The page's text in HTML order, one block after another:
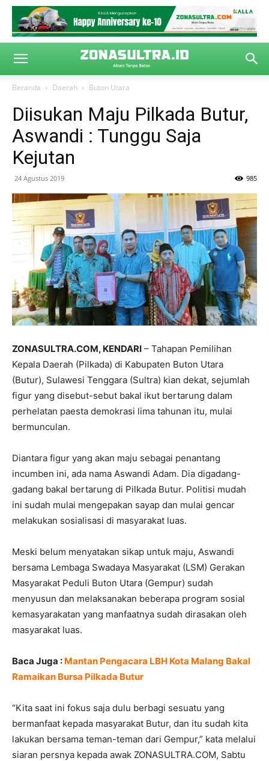
Beranda Daerah Buton Utara
Diisukan Maju Pilkada Butur,
Aswandi : Tunggu Saja
Kejutan
24 Agustus 2019 985
ZONASULTRA.COM, KENDARI – Tahapan Pemilihan
Kepala Daerah (Pilkada) di Kabupaten Buton Utara
(Butur), Sulawesi Tenggara (Sultra) kian dekat, sejumlah
figur yang disebut-sebut bakal ikut bertarung dalam
perhelatan paesta demokrasi lima tahunan itu, mulai
bermunculan.
Diantara figur yang akan maju sebagai penantang
incumben ini, ada nama Aswandi Adam. Dia digadang-
gadang bakal bertarung di Pilkada Butur. Politisi mudah
ini sudah mulai mengepakan sayap dan mulai gencar
melakukan sosialisasi di masyarakat luas.
Meski belum menyatakan sikap untuk maju, Aswandi
bersama Lembaga Swadaya Masyarakat (LSM) Gerakan
Masyarakat Peduli Buton Utara (Gempur) sudah
menyusun dan melaksanakan beberapa program sosial
kemasyarakatan yang manfaatnya sudah dirasakan oleh
masyarakat luas.
Baca Juga : Mantan Pengacara LBH Kota Malang Bakal
Ramaikan Bursa Pilkada Butur
“Kita saat ini fokus saja dulu berbagi sesuatu yang
bermanfaat kepada masyarakat Butur, dan itu sudah kita
lakukan bersama teman-teman dari Gempur,” kata melalui
siaran persnya kepada awak ZONASULTRA.COM, Sabtu